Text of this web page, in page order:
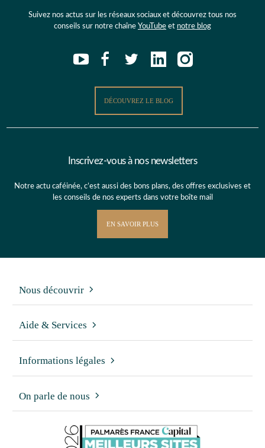
Suivez nos actus sur les réseaux sociaux et découvrez tous nos
conseils sur notre chaîne YouTube et notre blog
DÉCOUVREZ LE BLOG
Inscrivez-vous à nos newsletters
Notre actu caféinée, c’est aussi des bons plans, des offres exclusives et
les conseils de nos experts dans votre boîte mail
EN SAVOIR PLUS
Nous découvrir
Aide & Services
Informations légales
On parle de nous